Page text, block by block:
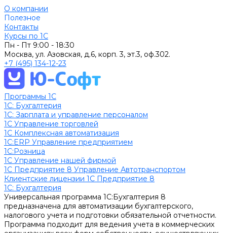
О компании
Полезное
Контакты
Курсы по 1С
Пн - Пт 9:00 - 18:30
Москва, ул. Азовская, д.6, корп. 3, эт.3, оф.302.
+7 (495) 134-12-23
Программы 1С
1C: Бухгалтерия
1С: Зарплата и управление персоналом
1С Управление торговлей
1С Комплексная автоматизация
1С:ERP Управление предприятием
1С:Розница
1С Управление нашей фирмой
1С Предприятие 8 Управление Автотранспортом
Клиентские лицензии 1С Предприятие 8
1C: Бухгалтерия
Универсальная программа 1С:Бухгалтерия 8
предназначена для автоматизации бухгалтерского,
налогового учета и подготовки обязательной отчетности.
Программа подходит для ведения учета в коммерческих